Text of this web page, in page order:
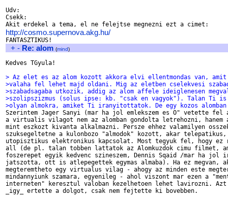
Udv:
Csekk:
http://cosmo.supernova.akg.hu/
+ - Re: alom (mind)
Kedves TGyula!
> Az elet es az alom kozott akkora elvi ellentmondas van, amit
>valaha fel lehet majd oldani. Mig az eletben cselekvesi
>szabadsagaba utkozik, addig az alom affele ideiglenesen
>szolipszizmus (solus ipse: kb. "csak en vagyok"). Talan Ti is
>olyan almokra, amiket Ti iranyitottatok. De egy kozos
Szerintem Jager Sanyi (mar ha jol emlekszem es O" vetette fel
a virtualis vilagot nem az alomban gondolta letrehozni, hanem
mint eszkozt kivanta alkalmazni. Persze ehhez valamilyen
szuksegeltetne a kulonbozo "almodok" kozott, akar
utopisztikus elektronikus kapcsolat. Most tegyuk fel, hogy ez
all (de pl. talan tobben lattatok az Alomkuzdok cimu filmet,
foszerepet egyik kedvenc szineszem, Dennis Sqaid /mar ha jol
jatszotta, ott is atlepegettek egymas almaba). Ha ez megvan,
megteremtheto egy virtualus vilag - ahogy az minden este
mindannyiunk szamara, egyenileg - ahol viszont mar ezen a
interneten" keresztul valoban kezelhetoen lehet lavirozni. Azt
_igy_ ertette a dolgot, csak nem fejtette ki bovebben.